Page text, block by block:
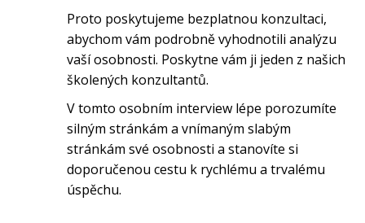
Proto poskytujeme bezplatnou konzultaci,
abychom vám podrobně vyhodnotili analýzu
vaší osobnosti. Poskytne vám ji jeden z našich
školených konzultantů.
V tomto osobním interview lépe porozumíte
silným stránkám a vnímaným slabým
stránkám své osobnosti a stanovíte si
doporučenou cestu k rychlému a trvalému
úspěchu.